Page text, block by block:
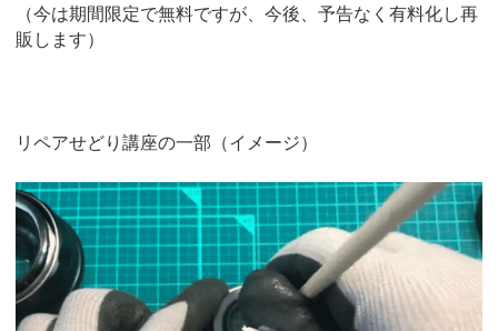
（今は期間限定で無料ですが、今後、予告なく有料化し再
販します）
リペアせどり講座の一部（イメージ）